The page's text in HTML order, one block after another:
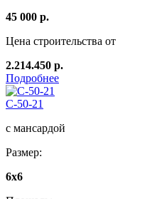
45 000 р.
Цена строительства от
2.214.450 р.
Подробнее
C-50-21
с мансардой
Размер:
6х6